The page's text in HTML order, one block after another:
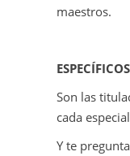
maestros.
ESPECÍFICOS
Son las
cada
Y te